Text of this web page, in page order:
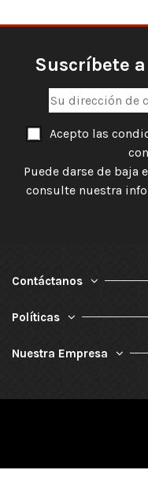
Suscríbete
Acepto las
Puede darse de baja
consulte nuestra
Contáctanos
Políticas
Nuestra Empresa